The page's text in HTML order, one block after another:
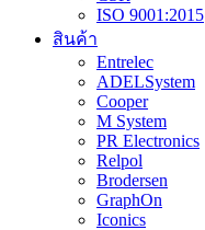
ISO 9001:2015
สินค้า
Entrelec
ADELSystem
Cooper
M System
PR Electronics
Relpol
Brodersen
GraphOn
Iconics